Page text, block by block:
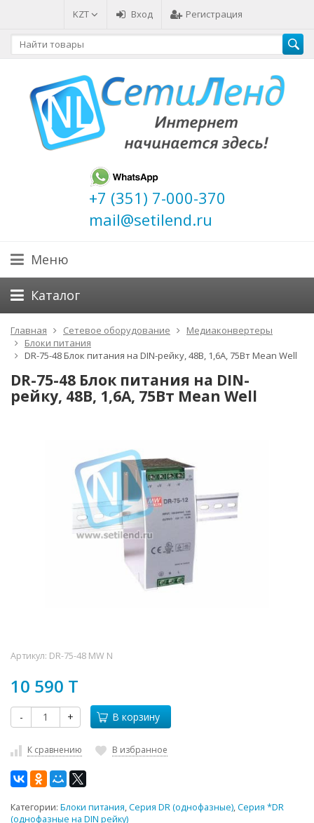
KZT Вход Регистрация
+7 (351) 7-000-370
mail@setilend.ru
Меню
Каталог
Главная Сетевое оборудование
Медиаконвертеры
Блоки питания
DR-75-48 Блок питания на DIN-рейку, 48В, 1,6А, 75Вт Mean Well
DR-75-48 Блок питания на DIN-
рейку, 48В, 1,6А, 75Вт Mean Well
Артикул: DR-75-48 MW N
10 590 T
- + В корзину
К сравнению В избранное
Категории: Блоки питания,Серия DR (однофазные),Серия *DR
(однофазные на DIN рейку)